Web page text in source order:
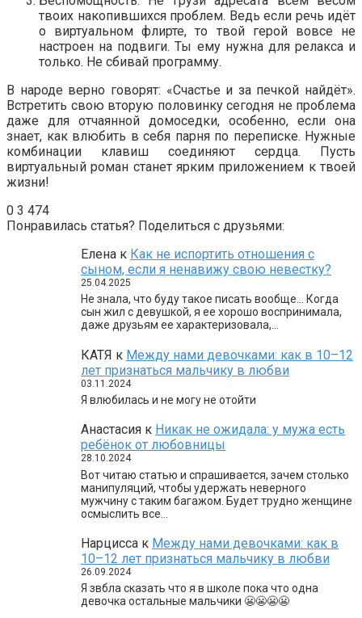
твоих накопившихся проблем. Ведь если речь идёт
о виртуальном флирте, то твой герой вовсе не
настроен на подвиги. Ты ему нужна для релакса и
только. Не сбивай программу.
В народе верно говорят: «Счастье и за печкой найдёт».
Встретить свою вторую половинку сегодня не проблема
даже для отчаянной домоседки, особенно, если она
знает, как влюбить в себя парня по переписке. Нужные
комбинации клавиш соединяют сердца. Пусть
виртуальный роман станет ярким приложением к твоей
жизни!
0 3 474
Понравилась статья? Поделиться с друзьями:
Елена к Как не испортить отношения с
сыном, если я ненавижу свою невестку?
25.04.2025
Не знала, что буду такое писать вообще… Когда
сын жил с девушкой, я ее хорошо воспринимала,
даже друзьям ее характеризовала,…
КАТЯ к Между нами девочками: как в 10–12
лет признаться мальчику в любви
03.11.2024
Я влюбилась и не могу не отойти
Анастасия к Никак не ожидала: у мужа есть
ребёнок от любовницы
28.10.2024
Вот читаю статью и спрашивается, зачем столько
манипуляций, чтобы удержать неверного
мужчину с таким багажом. Будет трудно женщине
осмыслить все…
Нарцисса к Между нами девочками: как в
10–12 лет признаться мальчику в любви
26.09.2024
Я звбла сказать что я в школе пока что одна
девочка остальные мальчики 😬😬😬😬